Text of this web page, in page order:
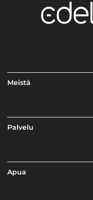
Meistä
Palvelu
Apua